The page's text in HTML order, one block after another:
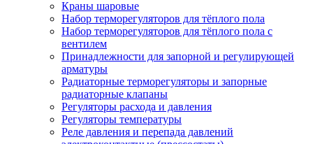
Краны шаровые
Набор терморегуляторов для тёплого пола
Набор терморегуляторов для тёплого пола с
вентилем
Принадлежности для запорной и регулирующей
арматуры
Радиаторные терморегуляторы и запорные
радиаторные клапаны
Регуляторы расхода и давления
Регуляторы температуры
Реле давления и перепада давлений